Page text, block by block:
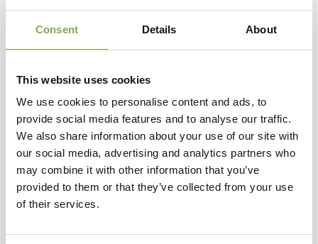
Consent Details About
This website uses cookies
We use cookies to personalise content and ads, to
provide social media features and to analyse our traffic.
We also share information about your use of our site with
our social media, advertising and analytics partners who
may combine it with other information that you’ve
provided to them or that they’ve collected from your use
of their services.
Azienda Agricola l'Orto del
Pian Bosco
ORTAGGI
Piemonte